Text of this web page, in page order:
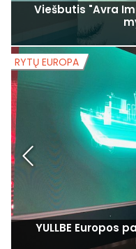
Viešbutis "Avra
YULLBE Europos
RYTŲ EUROPA